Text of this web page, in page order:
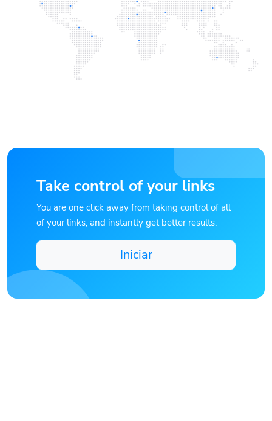
Take control of your links
You are one click away from taking control of all
of your links, and instantly get better results.
Iniciar